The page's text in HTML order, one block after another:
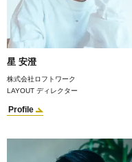
星 安澄
株式会社ロフトワーク
LAYOUT ディレクター
Profile